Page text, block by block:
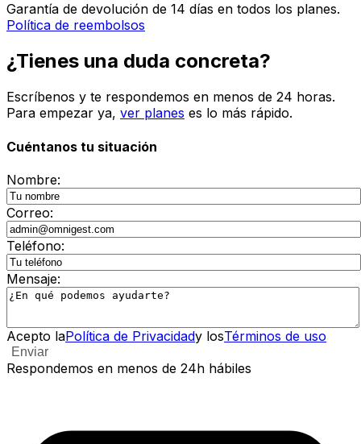
Garantía de devolución de 14 días en todos los planes.
Política de reembolsos
¿Tienes una duda concreta?
Escríbenos y te respondemos en menos de 24 horas.
Para empezar ya, ver planes es lo más rápido.
Cuéntanos tu situación
Nombre:
Correo:
Teléfono:
Mensaje:
Acepto laPolítica de Privacidady losTérminos de uso
Enviar
Respondemos en menos de 24h hábiles